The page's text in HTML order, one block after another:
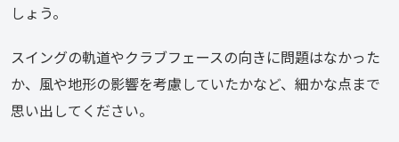
しょう。
スイングの軌道やクラブフェースの向きに問題はなかった
か、風や地形の影響を考慮していたかなど、細かな点まで
思い出してください。